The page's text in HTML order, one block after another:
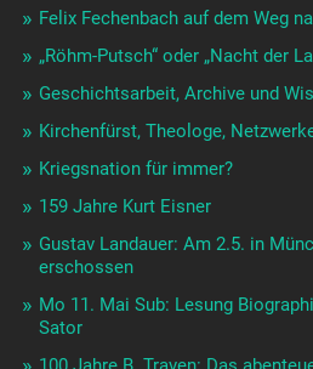
Felix Fechenbach auf dem Weg
„Röhm-Putsch“ oder „Nacht der
Geschichtsarbeit, Archive und
Kirchenfürst, Theologe,
Kriegsnation für immer?
159 Jahre Kurt Eisner
Gustav Landauer: Am 2.5. in
erschossen
Mo 11. Mai Sub: Lesung
Sator